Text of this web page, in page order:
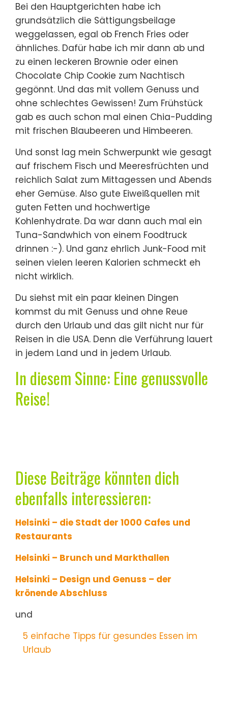
Bei den Hauptgerichten habe ich
grundsätzlich die Sättigungsbeilage
weggelassen, egal ob French Fries oder
ähnliches. Dafür habe ich mir dann ab und
zu einen leckeren Brownie oder einen
Chocolate Chip Cookie zum Nachtisch
gegönnt. Und das mit vollem Genuss und
ohne schlechtes Gewissen! Zum Frühstück
gab es auch schon mal einen Chia-Pudding
mit frischen Blaubeeren und Himbeeren.
Und sonst lag mein Schwerpunkt wie gesagt
auf frischem Fisch und Meeresfrüchten und
reichlich Salat zum Mittagessen und Abends
eher Gemüse. Also gute Eiweißquellen mit
guten Fetten und hochwertige
Kohlenhydrate. Da war dann auch mal ein
Tuna-Sandwhich von einem Foodtruck
drinnen :-). Und ganz ehrlich Junk-Food mit
seinen vielen leeren Kalorien schmeckt eh
nicht wirklich.
Du siehst mit ein paar kleinen Dingen
kommst du mit Genuss und ohne Reue
durch den Urlaub und das gilt nicht nur für
Reisen in die USA. Denn die Verführung lauert
in jedem Land und in jedem Urlaub.
In diesem Sinne: Eine genussvolle
Reise!
Diese Beiträge könnten dich
ebenfalls interessieren:
Helsinki – die Stadt der 1000 Cafes und
Restaurants
Helsinki – Brunch und Markthallen
Helsinki – Design und Genuss – der
krönende Abschluss
und
5 einfache Tipps für gesundes Essen im
Urlaub